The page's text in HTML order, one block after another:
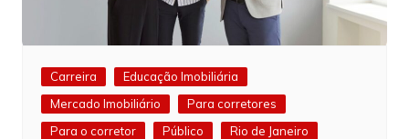
Carreira
Educação Imobiliária
Mercado Imobiliário
Para corretores
Para o corretor
Público
Rio de Janeiro